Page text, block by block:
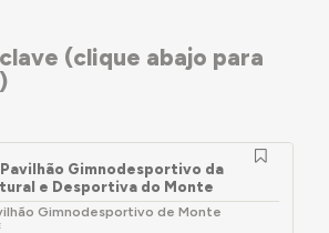
(clique abajo para
Gimnodesportivo da
e Desportiva do Monte
Gimnodesportivo de Monte